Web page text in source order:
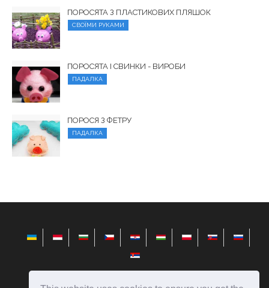
ПОРОСЯТА З ПЛАСТИКОВИХ ПЛЯШОК
СВОЇМИ РУКАМИ
ПОРОСЯТА І СВИНКИ - ВИРОБИ
ПАДАЛКА
ПОРОСЯ З ФЕТРУ
ПАДАЛКА